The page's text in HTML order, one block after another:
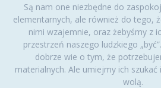
Są nam one niezbędne do
elementarnych, ale również do tego,
nimi wzajemnie, oraz żebyśmy z
przestrzeń naszego ludzkiego
dobrze wie o tym, że
materialnych. Ale umiejmy ich szukać
wolą.